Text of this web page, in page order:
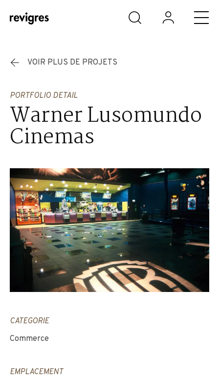
Aller au contenu principal
VOIR PLUS DE PROJETS
PORTFOLIO DETAIL
Warner Lusomundo
Cinemas
CATEGORIE
Commerce
EMPLACEMENT